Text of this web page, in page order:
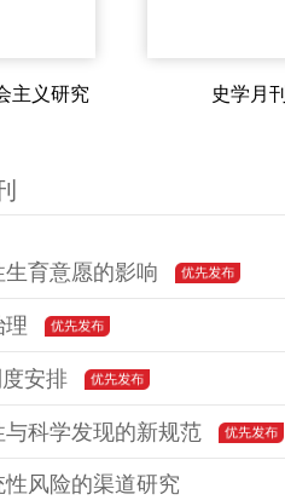
主义研究 史学月刊
育意愿的影响
理
安排
科学发现的新规范
风险的渠道研究